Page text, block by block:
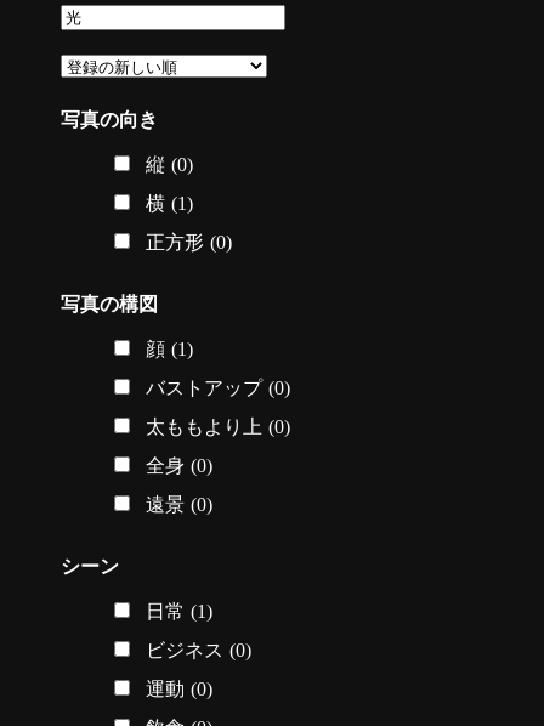
写真の向き
縦 (0)
横 (1)
正方形 (0)
写真の構図
顔 (1)
バストアップ (0)
太ももより上 (0)
全身 (0)
遠景 (0)
シーン
日常 (1)
ビジネス (0)
運動 (0)